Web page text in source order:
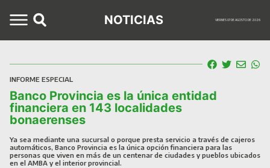
NOTICIAS VIERNES 07 DE AGOSTO DE 2026
INFORME ESPECIAL
Banco Provincia es la única entidad
financiera en 143 localidades
bonaerenses
Ya sea mediante una sucursal o porque presta servicio a través de cajeros
automáticos, Banco Provincia es la única opción financiera para las
personas que viven en más de un centenar de ciudades y pueblos ubicados
en el AMBA y el interior provincial.